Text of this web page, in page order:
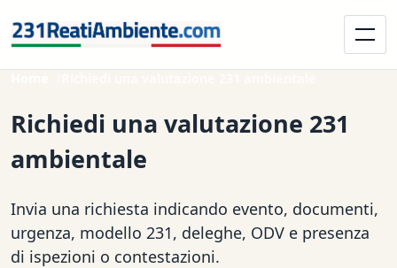
Richiedi una valutazione 231
ambientale
Invia una richiesta indicando evento, documenti,
urgenza, modello 231, deleghe, ODV e presenza
di ispezioni o contestazioni.